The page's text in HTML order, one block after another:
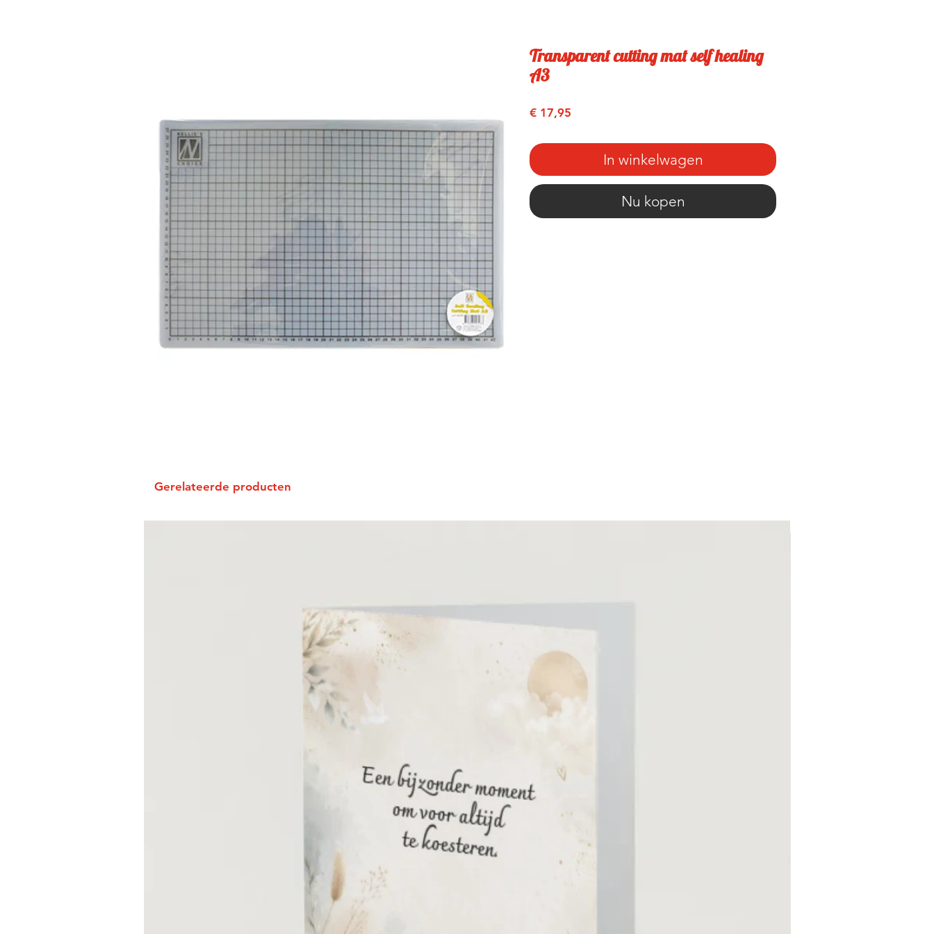
Transparent cutting mat self healing
A3
€ 17,95
In winkelwagen
Nu kopen
Gerelateerde producten